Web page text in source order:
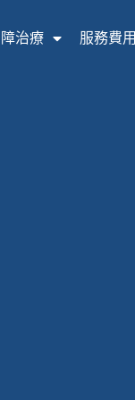
治療 服務費用